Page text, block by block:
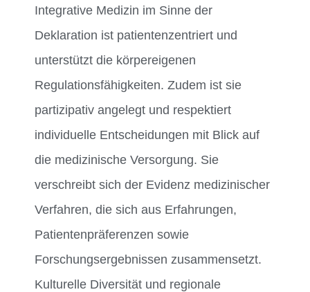
Integrative Medizin im Sinne der
Deklaration ist patientenzentriert und
unterstützt die körpereigenen
Regulationsfähigkeiten. Zudem ist sie
partizipativ angelegt und respektiert
individuelle Entscheidungen mit Blick auf
die medizinische Versorgung. Sie
verschreibt sich der Evidenz medizinischer
Verfahren, die sich aus Erfahrungen,
Patientenpräferenzen sowie
Forschungsergebnissen zusammensetzt.
Kulturelle Diversität und regionale